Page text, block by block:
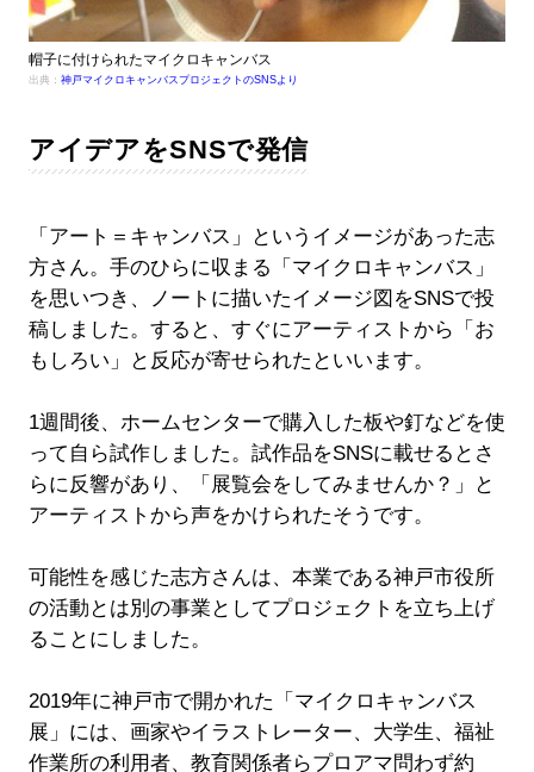
帽子に付けられたマイクロキャンバス
出典： 神戸マイクロキャンバスプロジェクトのSNSより
アイデアをSNSで発信
「アート＝キャンバス」というイメージがあった志
方さん。手のひらに収まる「マイクロキャンバス」
を思いつき、ノートに描いたイメージ図をSNSで投
稿しました。すると、すぐにアーティストから「お
もしろい」と反応が寄せられたといいます。
1週間後、ホームセンターで購入した板や釘などを使
って自ら試作しました。試作品をSNSに載せるとさ
らに反響があり、「展覧会をしてみませんか？」と
アーティストから声をかけられたそうです。
可能性を感じた志方さんは、本業である神戸市役所
の活動とは別の事業としてプロジェクトを立ち上げ
ることにしました。
2019年に神戸市で開かれた「マイクロキャンバス
展」には、画家やイラストレーター、大学生、福祉
作業所の利用者、教育関係者らプロアマ問わず約